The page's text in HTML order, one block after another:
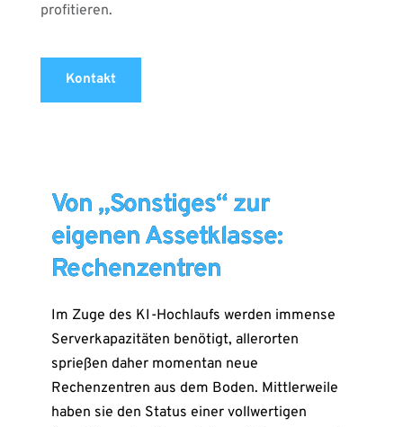
profitieren.
Kontakt
Von „Sonstiges“ zur
eigenen Assetklasse:
Rechenzentren
Im Zuge des KI-Hochlaufs werden immense
Serverkapazitäten benötigt, allerorten
sprießen daher momentan neue
Rechenzentren aus dem Boden. Mittlerweile
haben sie den Status einer vollwertigen